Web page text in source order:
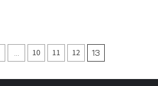
… 10 11 12 13